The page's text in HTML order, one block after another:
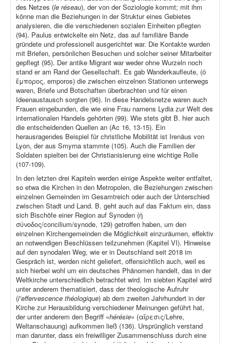
des Netzes (le réseau), der von der Soziologie kommt; mit ihm
könne man die Beziehungen in der Struktur eines Gebietes
analysieren, die die verschiedenen sozialen Einheiten pflegten
(94). Paulus entwickelte ein Netz, das auf familiäre Bande
gründete und professionell ausgerichtet war. Die Kontakte wurden
mit Briefen, persönlichen Besuchen und solcher seiner Mitarbeiter
gepflegt (95). Der antike Migrant war weder ohne Wurzeln noch
stand er am Rand der Gesellschaft. Es gab Wanderkaufleute, (ὁ
ἔμπορος, emporos) die zwischen einzelnen Stationen unterwegs
waren, Briefe und Botschaften überbrachten und für einen
Ideenaustausch sorgten (96). In diese Handelsnetze waren auch
Frauen eingebunden, die wie eine Frau namens Lydia zur Welt des
internationalen Handels gehörten (99). Wie stets gibt B. hier auch
die entscheidenden Quellen an (Ac 16, 13-15). Ein
herausragendes Beispiel für christliche Mobilität ist Irenäus von
Lyon, der aus Smyrna stammte (105). Auch die Familien der
Soldaten spielten bei der Christianisierung eine wichtige Rolle
(107-109).
In den letzten drei Kapiteln werden einige Aspekte weiter entfaltet,
so etwa die Kirchen in den Metropolen, die Beziehungen zwischen
einzelnen Gemeinden im Gesamtreich oder auch der Unterschied
zwischen Stadt und Land. B. geht auch auf das Faktum ein, dass
sich Bischöfe einer Region auf Synoden (ἡ
σύνοδος/concilium/synode, 129) getroffen haben, um den
einzelnen Kirchengemeinden die Möglichkeit einzuräumen, effektiv
an notwendigen Beschlüssen teilzunehmen (Kapitel VI). Hinweise
auf den synodalen Weg, wie er in Deutschland seit 2018 im
Gespräch ist, werden nicht geliefert, offensichtlich auch, weil es
sich hierbei wohl um ein deutsches Phänomen handelt, das in der
Weltkirche unterschiedlich betrachtet wird. Im siebten Kapitel wird
unter anderem thematisiert, dass der theologische Aufruhr
(l’effervescence théologique) ab dem zweiten Jahrhundert in der
Kirche zur Herausbildung verschiedener Meinungen geführt hat,
der unter anderem den Begriff «hérésie» (αἵρεσις/Lehre,
Weltanschauung) aufkommen ließ (136). Ursprünglich verstand
man darunter, dass ein freiwilliger Zusammenschluss durch eine